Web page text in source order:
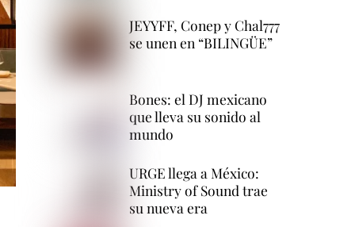
JEYYFF, Conep y Chal777
se unen en “BILINGÜE”
Bones: el DJ mexicano
que lleva su sonido al
mundo
URGE llega a México:
Ministry of Sound trae
su nueva era